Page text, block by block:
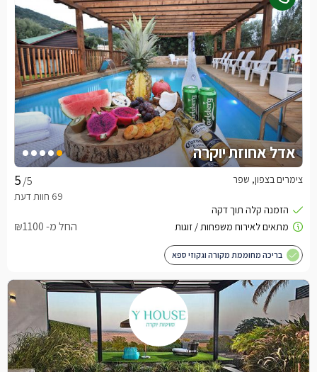
אדל אחוזת יוקרה
/5 צימרים בצפון, שפר
החל מ- ₪1100
בריכה מחוממת מקורה וגקוזי ספא